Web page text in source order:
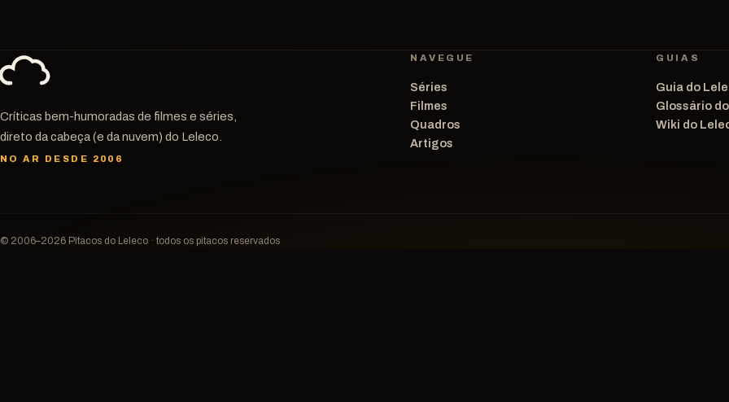
Críticas bem-humoradas de filmes e séries,
direto da cabeça (e da nuvem) do Leleco.
NO AR DESDE 2006
NAVEGUE
Séries
Filmes
Quadros
Artigos
GUIAS
Guia do
Glossário
Wiki do
© 2006–2026 Pitacos do Leleco · todos os pitacos reservados